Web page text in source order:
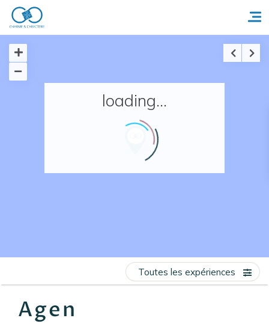
Accueil
Nos adresses en France
loading...
Agen
Toutes les expériences